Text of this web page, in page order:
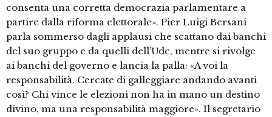
consenta una corretta democrazia parlamentare a
partire dalla riforma elettorale». Pier Luigi Bersani
parla sommerso dagli applausi che scattano dai banchi
del suo gruppo e da quelli dell’Udc, mentre si rivolge
ai banchi del governo e lancia la palla: «A voi la
responsabilità. Cercate di galleggiare andando avanti
così? Chi vince le elezioni non ha in mano un destino
divino, ma una responsabilità maggiore». Il segretario